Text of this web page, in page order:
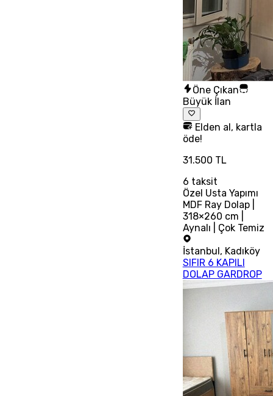
Öne Çıkan
Büyük İlan
Elden al, kartla
öde!
31.500 TL
6 taksit
Özel Usta Yapımı
MDF Ray Dolap |
318×260 cm |
Aynalı | Çok Temiz
İstanbul, Kadıköy
SIFIR 6 KAPILI
DOLAP GARDROP